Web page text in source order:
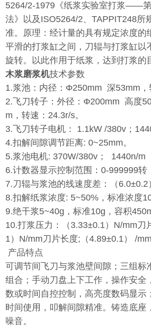
5264/2-1979《纸浆实验室打浆——
法》以及ISO5264/2、TAPPIT248所
准。原理：经计量的具有规定浓度的
平滑的打浆缸之间，刀辊与打浆缸以
旋转。以此作用于纸浆，达到打浆的
木浆磨浆机技术参数
1.浆池：内径：Φ250mm 深53mm，
2.飞刀转子：外径：Φ200mm 高度
m，转速：24.3r/s。
3.飞刀转子电机： 1.1kW /380v；
4.扣解间隙调节距离: 0~25mm。
5.浆池电机: 370W/380v； 1440n/m
6.计数器显示控制范围：0-999999转
7.刀辊与浆池的线速度差：（6.0±0.2
8.扣解纸浆浓度: 5~50%，标准浓度
9.绝干浆5~40g，标准10g，容积
10.打浆压力：（3.33±0.1）N/mm刀
1）N/mm刀片长度;（4.89±0.1） /mm
产品特点
可调节间飞刀与浆池壁间隙；三组标
组合；手动刀盘上下工作，操作安全
数或时间自控控制，高亮度数码显示
时间使用，叩解间隙精准。铸造底座
噪音。